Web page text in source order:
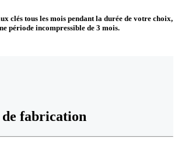
clés tous les mois pendant la durée de votre choix,
période incompressible de 3 mois.
de fabrication